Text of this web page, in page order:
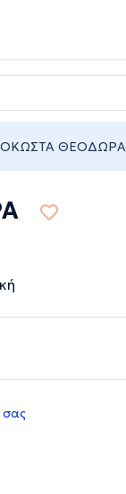
ΘΕΟΔΩΡΑ
σας